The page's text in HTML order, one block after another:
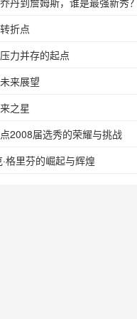
折点
力并存的起点
来展望
之星
2008届选秀的荣耀与挑战
格里芬的崛起与辉煌